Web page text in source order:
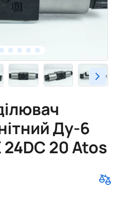
Ду-6
24DC 20 Atos